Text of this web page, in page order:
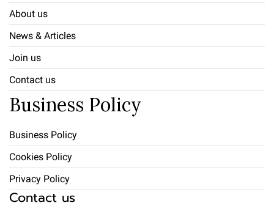
About us
News & Articles
Join us
Contact us
Business Policy
Business Policy
Cookies Policy
Privacy Policy
Contact us